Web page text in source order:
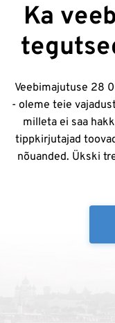
Ka
Veebimajutuse 28
- oleme teie
milleta ei saa
tippkirjutajad
nõuanded. Ükski